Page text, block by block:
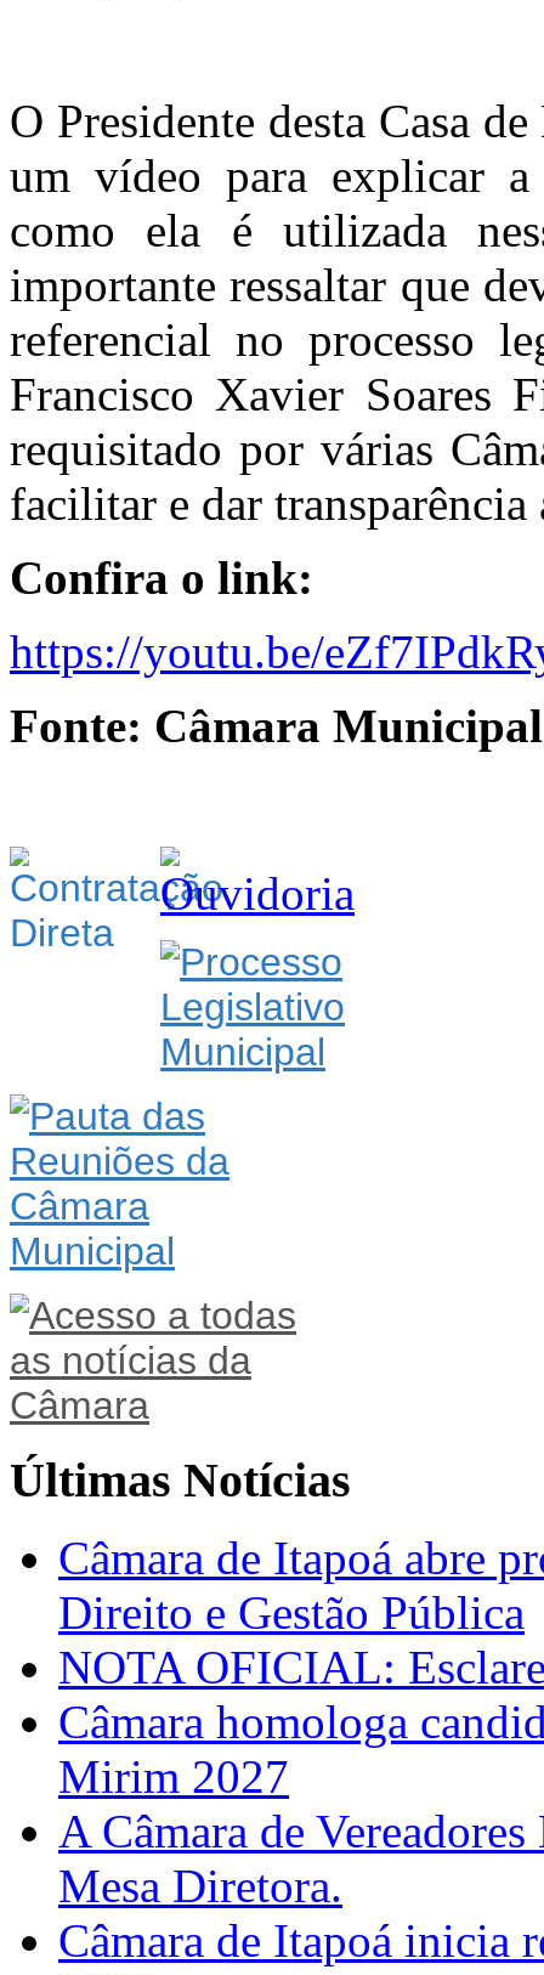
O Presidente desta Casa
um vídeo para explicar a
como ela é utilizada
importante ressaltar que
referencial no processo
Francisco Xavier Soares
requisitado por várias
facilitar e dar
Confira o link:
https://youtu.be/
Fonte: Câmara
Últimas Notícias
Câmara de Itapoá abre
Direito e Gestão Pública
NOTA OFICIAL:
Câmara homologa
Mirim 2027
A Câmara de
Mesa Diretora.
Câmara de Itapoá inicia